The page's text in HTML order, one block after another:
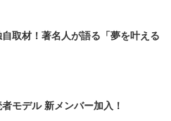
取材！著名人が語る「夢を叶える
モデル 新メンバー加入！